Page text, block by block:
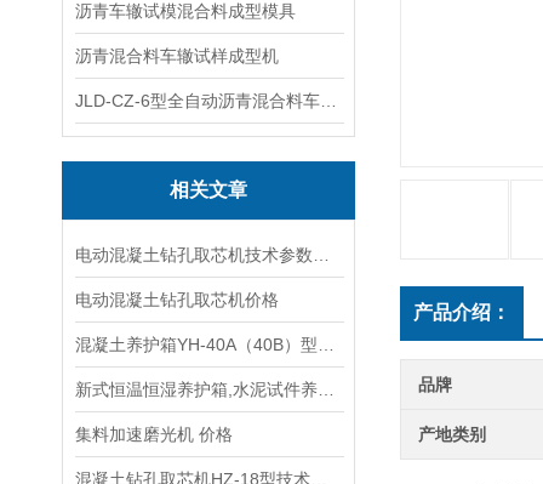
沥青车辙试模混合料成型模具
沥青混合料车辙试样成型机
相关文章
电动混凝土钻孔取芯机价格
集料加速磨光机 价格
产品介绍：
品牌
产地类别